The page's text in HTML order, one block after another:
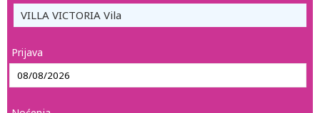
VILLA VICTORIA Vila
Prijava